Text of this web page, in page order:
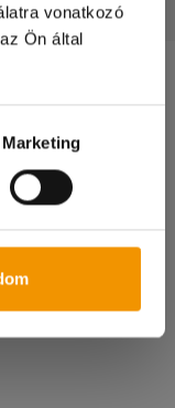
vonatkozó
Ön által
Marketing